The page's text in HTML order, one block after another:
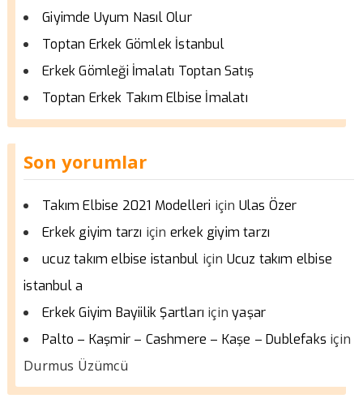
Giyimde Uyum Nasıl Olur
Toptan Erkek Gömlek İstanbul
Erkek Gömleği İmalatı Toptan Satış
Toptan Erkek Takım Elbise İmalatı
Son yorumlar
Takım Elbise 2021 Modelleri için Ulas Özer
Erkek giyim tarzı için erkek giyim tarzı
ucuz takım elbise istanbul için Ucuz takım elbise
istanbul a
Erkek Giyim Bayiilik Şartları içinyaşar
Palto – Kaşmir – Cashmere – Kaşe – Dublefaks için
Durmus Üzümcü